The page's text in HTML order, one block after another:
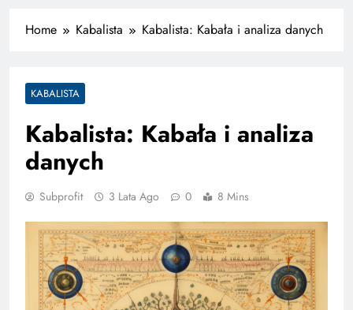
Home Kabalista Kabalista: Kabała i analiza danych
KABALISTA
Kabalista: Kabała i analiza
danych
Subprofit 3 Lata Ago 0 8 Mins